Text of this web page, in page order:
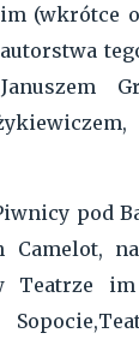
(wkrótce
pod
Camelot,
Teatrze